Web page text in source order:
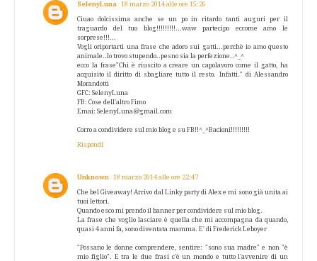
SelenyLuna 18 marzo 2014 alle ore 15:26
Ciuao dolcissima anche se un po in ritardo tanti auguri per il
traguardo del tuo blog!!!!!!!!!...waw partecipo eccome amo le
sorprese!!!...
Vogli oriportarti una frase che adoro sui gatti...perchè io amo questo
animale..lo trovo stupendo..pesno sia la perfezione..^_^
ecco la frase"Chi è riuscito a creare un capolavoro come il gatto, ha
acquisito il diritto di sbagliare tutto il resto. Infatti." di Alessandro
Morandotti
GFC: SelenyLuna
FB: Cose dell'altro Fimo
Emai: SelenyLuna@gmail.com
Corro a condividere sul mio blog e su FB!!^_^Bacioni!!!!!!!!!
Rispondi
Unknown 18 marzo 2014 alle ore 22:47
Che bel Giveaway! Arrivo dal Linky party di Alex e mi sono già unita ai
tuoi lettori.
Quando esco mi prendo il banner per condividere sul mio blog.
La frase che voglio lasciare è quella che mi accompagna da quando,
quasi 4 anni fa, sono diventata mamma. E' di Frederick Leboyer
"Possano le donne comprendere, sentire: "sono sua madre" e non "è
mio figlio". E tra le due frasi c'è un mondo e tutto l'avvenire di un